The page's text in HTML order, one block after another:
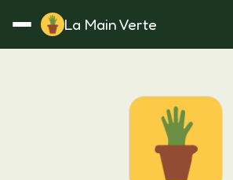
La Main Verte
Notes